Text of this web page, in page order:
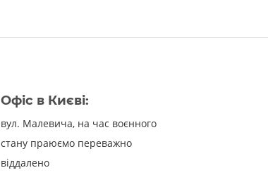
Офіс в Києві:
вул. Малевича, на час воєнного
стану праюємо переважно
віддалено